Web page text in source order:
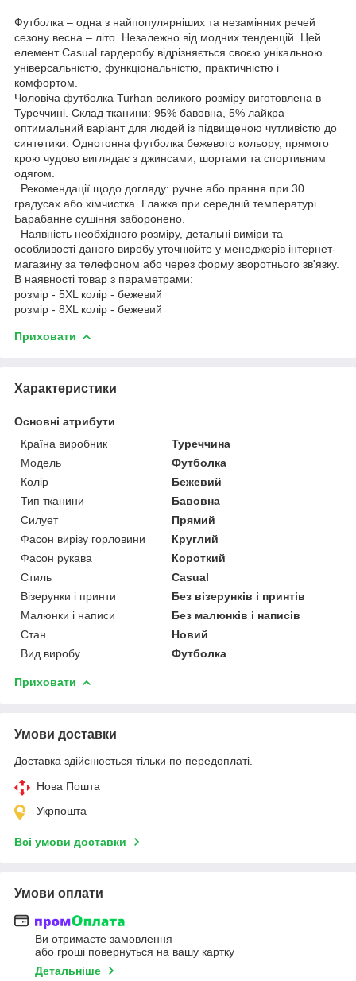
Футболка – одна з найпопулярніших та незамінних речей
сезону весна – літо. Незалежно від модних тенденцій. Цей
елемент Casual гардеробу відрізняється своєю унікальною
універсальністю, функціональністю, практичністю і
комфортом.
Чоловіча футболка Turhan великого розміру виготовлена в
Туреччині. Склад тканини: 95% бавовна, 5% лайкра –
оптимальний варіант для людей із підвищеною чутливістю до
синтетики. Однотонна футболка бежевого кольору, прямого
крою чудово виглядає з джинсами, шортами та спортивним
одягом.
Рекомендації щодо догляду: ручне або прання при 30
градусах або хімчистка. Глажка при середній температурі.
Барабанне сушіння заборонено.
Наявність необхідного розміру, детальні виміри та
особливості даного виробу уточнюйте у менеджерів інтернет-
магазину за телефоном або через форму зворотнього зв'язку.
В наявності товар з параметрами:
розмір - 5XL колір - бежевий
розмір - 8XL колір - бежевий
Приховати
Характеристики
Основні атрибути
Країна виробник
Туреччина
Модель
Футболка
Колір
Бежевий
Тип тканини
Бавовна
Силует
Прямий
Фасон вирізу горловини
Круглий
Фасон рукава
Короткий
Стиль
Casual
Візерунки і принти
Без візерунків і принтів
Малюнки і написи
Без малюнків і написів
Стан
Новий
Вид виробу
Футболка
Приховати
Умови доставки
Доставка здійснюється тільки по передоплаті.
Нова Пошта
Укрпошта
Всі умови доставки
Умови оплати
Ви отримаєте замовлення
або гроші повернуться на вашу картку
Детальніше